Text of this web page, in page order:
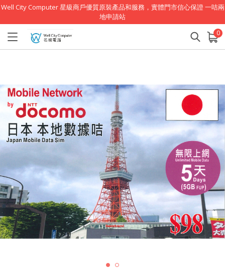
Well City Computer 星級商戶優質原裝產品和服務，實體門市信心保證 一咭兩
地申請站
0
已加入購物車 查看